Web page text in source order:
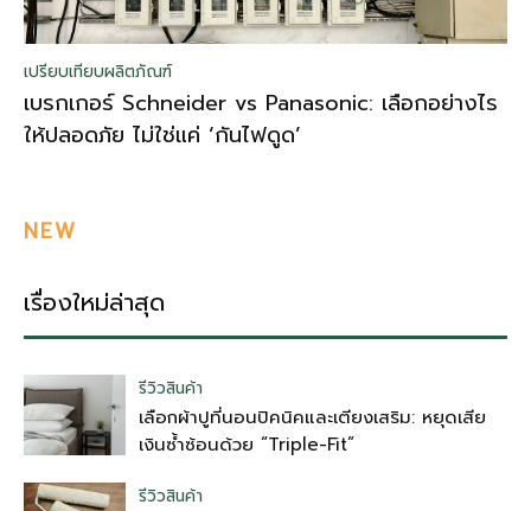
เปรียบเทียบผลิตภัณฑ์
เบรกเกอร์ Schneider vs Panasonic: เลือกอย่างไร
ให้ปลอดภัย ไม่ใช่แค่ ‘กันไฟดูด’
NEW
เรื่องใหม่ล่าสุด
รีวิวสินค้า
เลือกผ้าปูที่นอนปิคนิคและเตียงเสริม: หยุดเสีย
เงินซ้ำซ้อนด้วย “Triple-Fit”
รีวิวสินค้า